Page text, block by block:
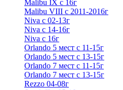
Malibu IX с 16г
Malibu VIII с 2011-2016г
Niva с 02-13г
Niva с 14-16г
Niva с 16г
Orlando 5 мест с 11-15г
Orlando 5 мест с 13-15г
Orlando 7 мест с 11-15г
Orlando 7 мест с 13-15г
Rezzo 04-08г